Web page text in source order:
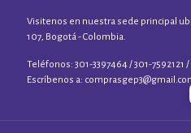
Visitenos en nuestra sede principal
107, Bogotá - Colombia.
Teléfonos: 301-3397464 / 301-7592121 /
Escríbenos a: